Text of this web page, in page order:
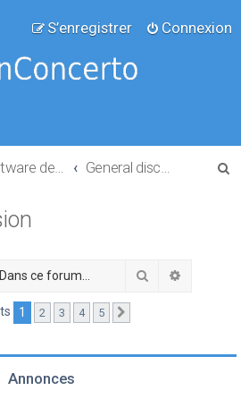
Connexion
S’enregistrer
Rechercher
1 2 3 4 5
Annonces